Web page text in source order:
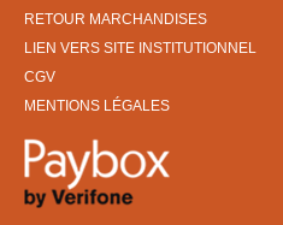
RETOUR MARCHANDISES
LIEN VERS SITE INSTITUTIONNEL
CGV
MENTIONS LÉGALES